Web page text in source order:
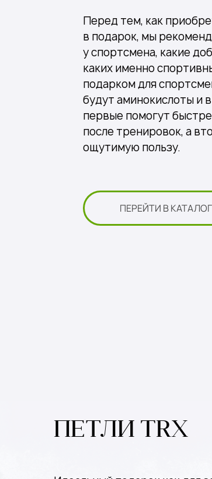
Перед тем, как
в подарок, мы
у спортсмена, какие
каких именно
подарком для
будут аминокислоты и
первые помогут
после тренировок, а
ощутимую пользу.
ПЕРЕЙТИ В КАТАЛОГ
ПЕТЛИ TRX